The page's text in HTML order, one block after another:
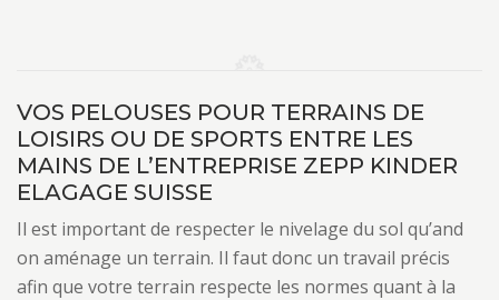
VOS PELOUSES POUR TERRAINS DE
LOISIRS OU DE SPORTS ENTRE LES
MAINS DE L’ENTREPRISE ZEPP KINDER
ELAGAGE SUISSE
Il est important de respecter le nivelage du sol qu’and
on aménage un terrain. Il faut donc un travail précis
afin que votre terrain respecte les normes quant à la